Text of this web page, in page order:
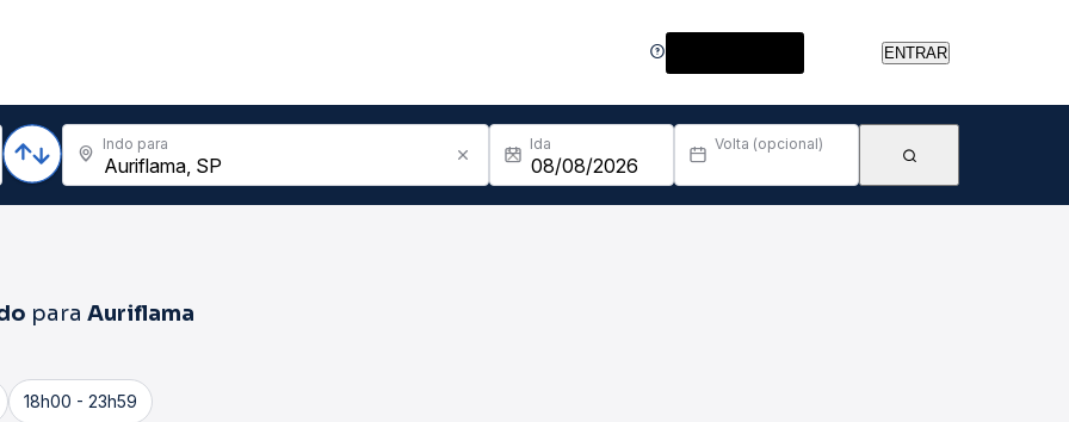
ENTRAR
Indo para Ida Volta (opcional)
para Auriflama
18h00 - 23h59